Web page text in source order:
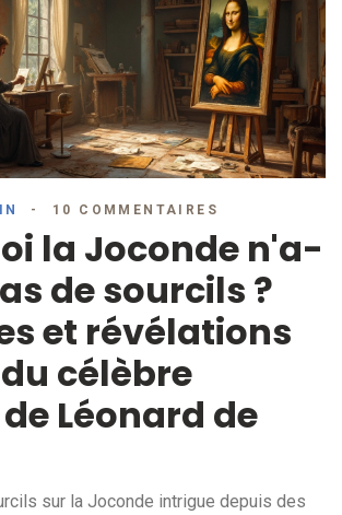
10 COMMENTAIRES
la Joconde n'a-
de sourcils ?
et révélations
célèbre
Léonard de
sur la Joconde intrigue depuis des